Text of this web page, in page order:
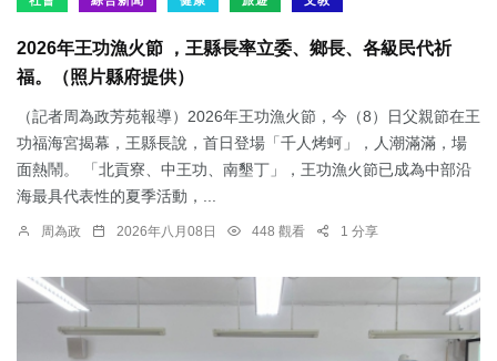
2026年王功漁火節 ，王縣長率立委、鄉長、各級民代祈
福。（照片縣府提供）
（記者周為政芳苑報導）2026年王功漁火節，今（8）日父親節在王
功福海宮揭幕，王縣長說，首日登場「千人烤蚵」，人潮滿滿，場
面熱鬧。 「北貢寮、中王功、南墾丁」，王功漁火節已成為中部沿
海最具代表性的夏季活動，...
周為政 2026年八月08日 448 觀看 1 分享